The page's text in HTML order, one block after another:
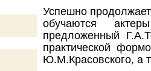
Успешно
обучаются
предложенный
практической
Ю.М.Красовского, а